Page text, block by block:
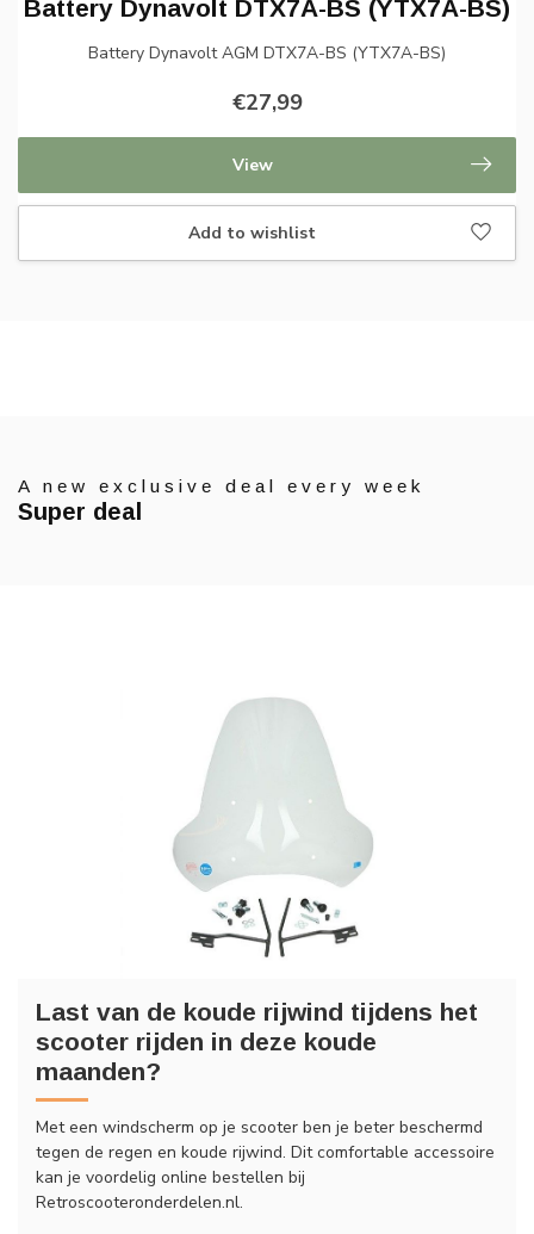
Battery Dynavolt DTX7A-BS (YTX7A-BS)
Battery Dynavolt AGM DTX7A-BS (YTX7A-BS)
€27,99
View
Add to wishlist
A new exclusive deal every week
Super deal
Last van de koude rijwind tijdens het
scooter rijden in deze koude
maanden?
Met een windscherm op je scooter ben je beter beschermd
tegen de regen en koude rijwind. Dit comfortable accessoire
kan je voordelig online bestellen bij
Retroscooteronderdelen.nl.